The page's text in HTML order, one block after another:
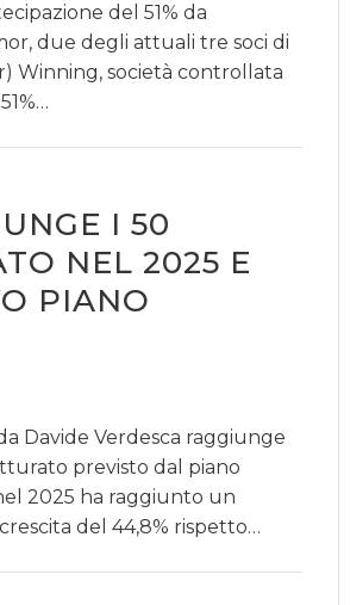
del 51% da
due degli attuali tre soci di
Winning, società controllata
I 50
NEL 2025 E
PIANO
Davide Verdesca raggiunge
previsto dal piano
2025 ha raggiunto un
del 44,8% rispetto…